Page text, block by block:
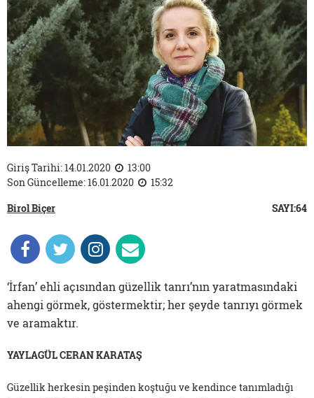
Giriş Tarihi: 14.01.2020
13:00
Son Güncelleme: 16.01.2020
15:32
Birol Biçer
SAYI:64
‘İrfan’ ehli açısından güzellik tanrı’nın yaratmasındaki
ahengi görmek, göstermektir; her şeyde tanrıyı görmek
ve aramaktır.
YAYLAGÜL CERAN KARATAŞ
Güzellik herkesin peşinden koştuğu ve kendince tanımladığı